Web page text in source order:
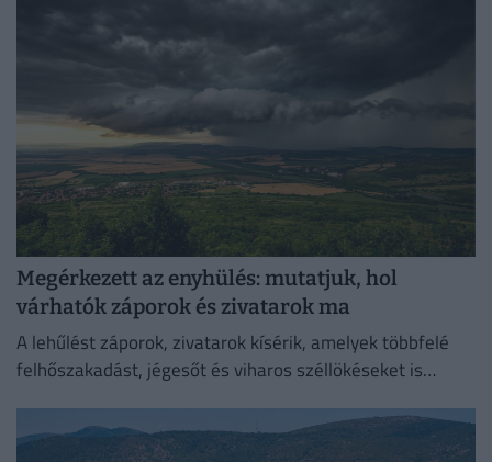
Megérkezett az enyhülés: mutatjuk, hol
várhatók záporok és zivatarok ma
A lehűlést záporok, zivatarok kísérik, amelyek többfelé
felhőszakadást, jégesőt és viharos széllökéseket is